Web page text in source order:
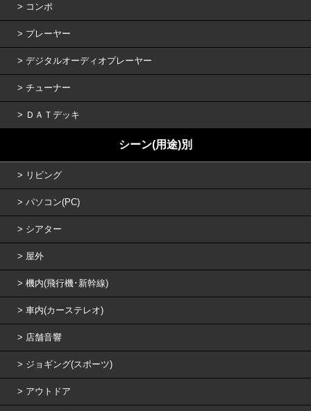
コンポ
プレーヤー
デジタルオーディオプレーヤー
チューナー
ＤＡＴデッキ
シーン(用途)別
リビング
パソコン(PC)
シアター
屋外
機内(飛行機･新幹線)
車内(カーステレオ)
店舗音響
ジョギング(スポーツ)
アウトドア